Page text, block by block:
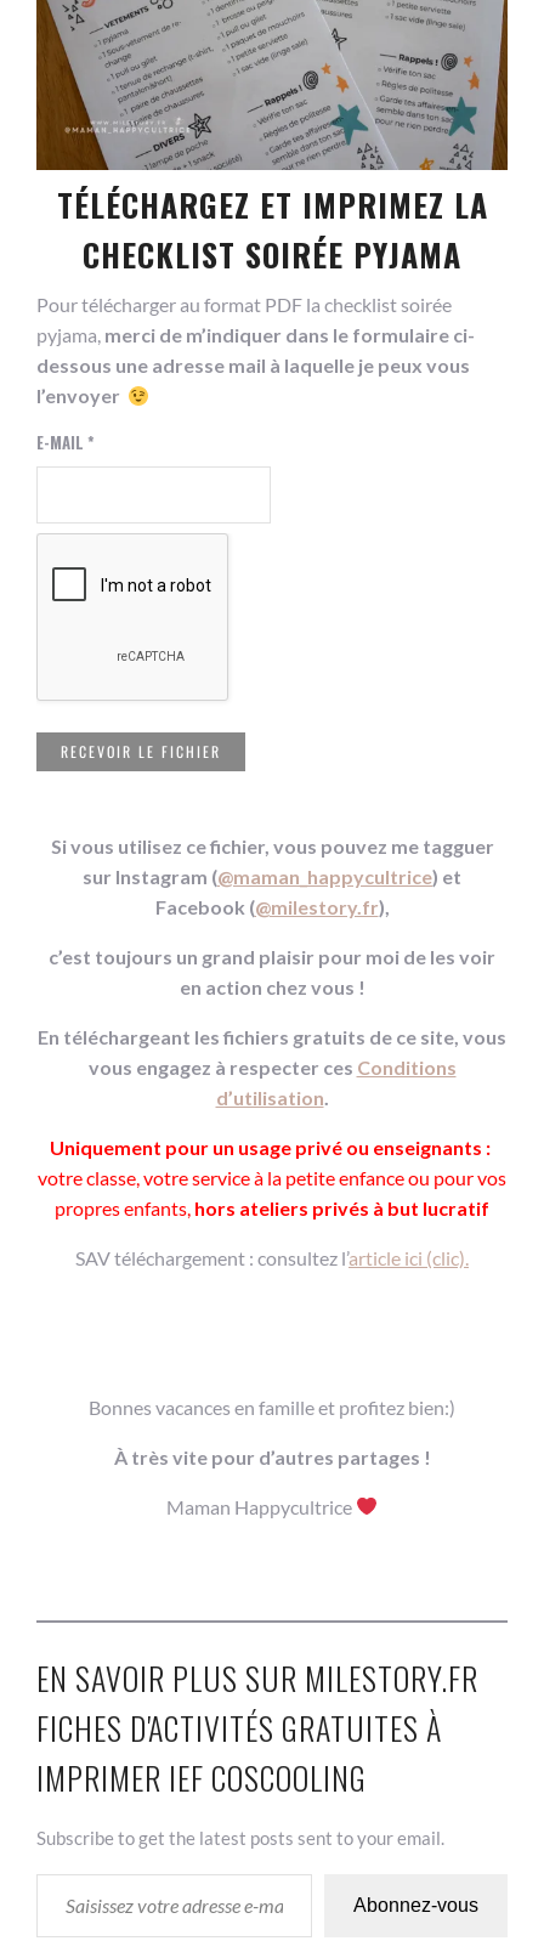
TÉLÉCHARGEZ ET IMPRIMEZ LA
CHECKLIST SOIRÉE PYJAMA
Pour télécharger au format PDF la checklist soirée
pyjama, merci de m’indiquer dans le formulaire ci-
dessous une adresse mail à laquelle je peux vous
l’envoyer
E-MAIL *
Si vous utilisez ce fichier, vous pouvez me tagguer
sur Instagram (@maman_happycultrice) et
Facebook (@milestory.fr),
c’est toujours un grand plaisir pour moi de les voir
en action chez vous !
En téléchargeant les fichiers gratuits de ce site, vous
vous engagez à respecter ces Conditions
d’utilisation.
Uniquement pour un usage privé ou enseignants :
votre classe, votre service à la petite enfance ou pour vos
propres enfants, hors ateliers privés à but lucratif
SAV téléchargement : consultez l’article ici (clic).
Bonnes vacances en famille et profitez bien:)
À très vite pour d’autres partages !
Maman Happycultrice
EN SAVOIR PLUS SUR MILESTORY.FR
FICHES D'ACTIVITÉS GRATUITES À
IMPRIMER IEF COSCOOLING
Subscribe to get the latest posts sent to your email.
SAISISSEZ VOTRE ADRESSE E-MAIL…
Abonnez-vous